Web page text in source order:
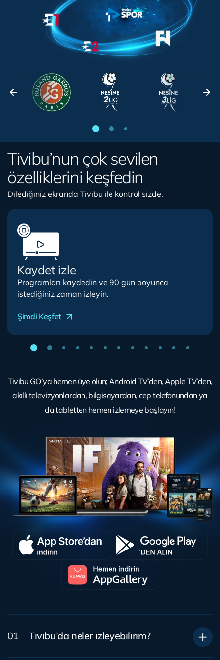
Tivibu’nun çok sevilen
özelliklerini keşfedin
Dilediğiniz ekranda Tivibu ile kontrol sizde.
Kaydet izle
Programları kaydedin ve 90 gün boyunca
istediğiniz zaman izleyin.
Şimdi Keşfet
Tivibu GO’ya hemen üye olun; Android TV’den, Apple TV’den,
akıllı televizyonlardan, bilgisayardan, cep telefonundan ya
da tabletten hemen izlemeye başlayın!
Tivibu’da neler izleyebilirim?